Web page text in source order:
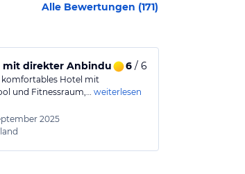
Alle Bewertungen (171)
mit direkter Anbindung an den öffentlichen
6/ 6
komfortables Hotel mit
und Fitnessraum,… weiterlesen
2025